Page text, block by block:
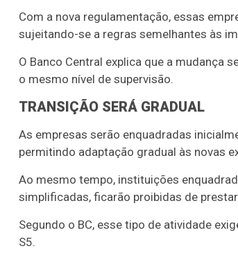
Com a nova regulamentação, essas
sujeitando-se a regras semelhantes às
O Banco Central explica que a mudança
o mesmo nível de supervisão.
TRANSIÇÃO SERÁ GRADUAL
As empresas serão enquadradas
permitindo adaptação gradual às novas
Ao mesmo tempo, instituições
simplificadas, ficarão proibidas de
Segundo o BC, esse tipo de atividade
S5.
3754 (05/08/26)
25